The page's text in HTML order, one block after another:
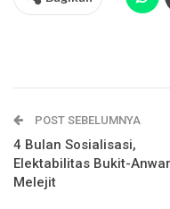
POST SEBELUMNYA
4 Bulan Sosialisasi,
Elektabilitas Bukit-Anwar
Melejit